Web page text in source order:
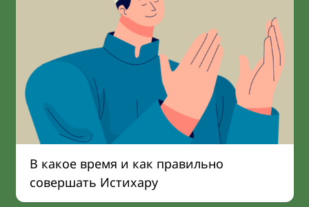
В какое время и как правильно
совершать Истихару